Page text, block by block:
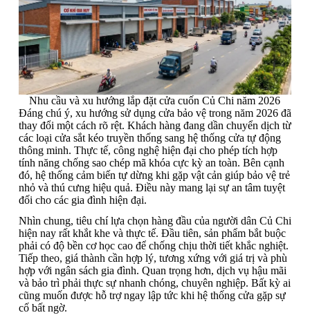
Nhu cầu và xu hướng lắp đặt cửa cuốn Củ Chi năm 2026
Đáng chú ý, xu hướng sử dụng cửa bảo vệ trong năm 2026 đã
thay đổi một cách rõ rệt. Khách hàng đang dần chuyển dịch từ
các loại cửa sắt kéo truyền thống sang hệ thống cửa tự động
thông minh. Thực tế, công nghệ hiện đại cho phép tích hợp
tính năng chống sao chép mã khóa cực kỳ an toàn. Bên cạnh
đó, hệ thống cảm biến tự dừng khi gặp vật cản giúp bảo vệ trẻ
nhỏ và thú cưng hiệu quả. Điều này mang lại sự an tâm tuyệt
đối cho các gia đình hiện đại.
Nhìn chung, tiêu chí lựa chọn hàng đầu của người dân Củ Chi
hiện nay rất khắt khe và thực tế. Đầu tiên, sản phẩm bắt buộc
phải có độ bền cơ học cao để chống chịu thời tiết khắc nghiệt.
Tiếp theo, giá thành cần hợp lý, tương xứng với giá trị và phù
hợp với ngân sách gia đình. Quan trọng hơn, dịch vụ hậu mãi
và bảo trì phải thực sự nhanh chóng, chuyên nghiệp. Bất kỳ ai
cũng muốn được hỗ trợ ngay lập tức khi hệ thống cửa gặp sự
cố bất ngờ.